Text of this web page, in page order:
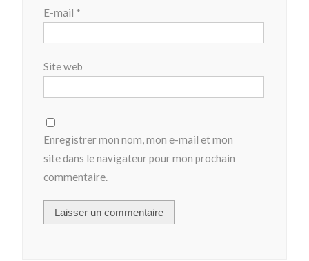
E-mail *
Site web
Enregistrer mon nom, mon e-mail et mon
site dans le navigateur pour mon prochain
commentaire.